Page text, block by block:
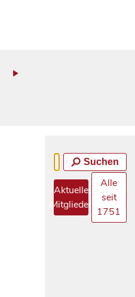
Suchen
Aktuelle
Mitglieder
Alle
seit
1751